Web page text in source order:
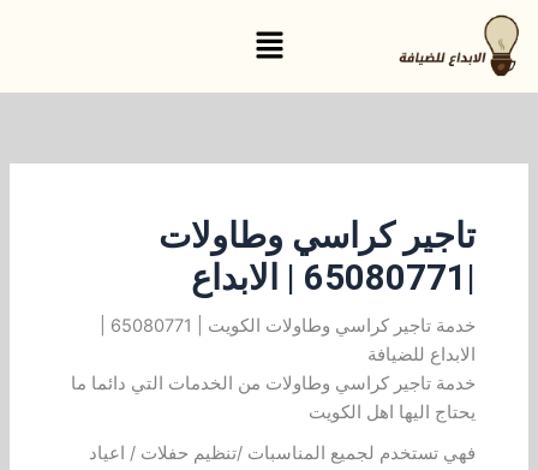
تخطي
إلى
المحتوى
القائمة
تاجير كراسي وطاولات
|65080771 | الابداع
الابداع للضيافة
خدمة تاجير كراسي وطاولات من الخدمات التي دائما ما
يحتاج اليها اهل الكويت
فهي تستخدم لجميع المناسبات /تنظيم حفلات / اعياد